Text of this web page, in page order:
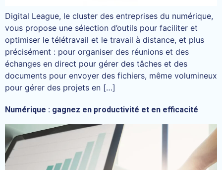
Digital League, le cluster des entreprises du numérique,
vous propose une sélection d’outils pour faciliter et
optimiser le télétravail et le travail à distance, et plus
précisément : pour organiser des réunions et des
échanges en direct pour gérer des tâches et des
documents pour envoyer des fichiers, même volumineux
pour gérer des projets en […]
Numérique : gagnez en productivité et en efficacité